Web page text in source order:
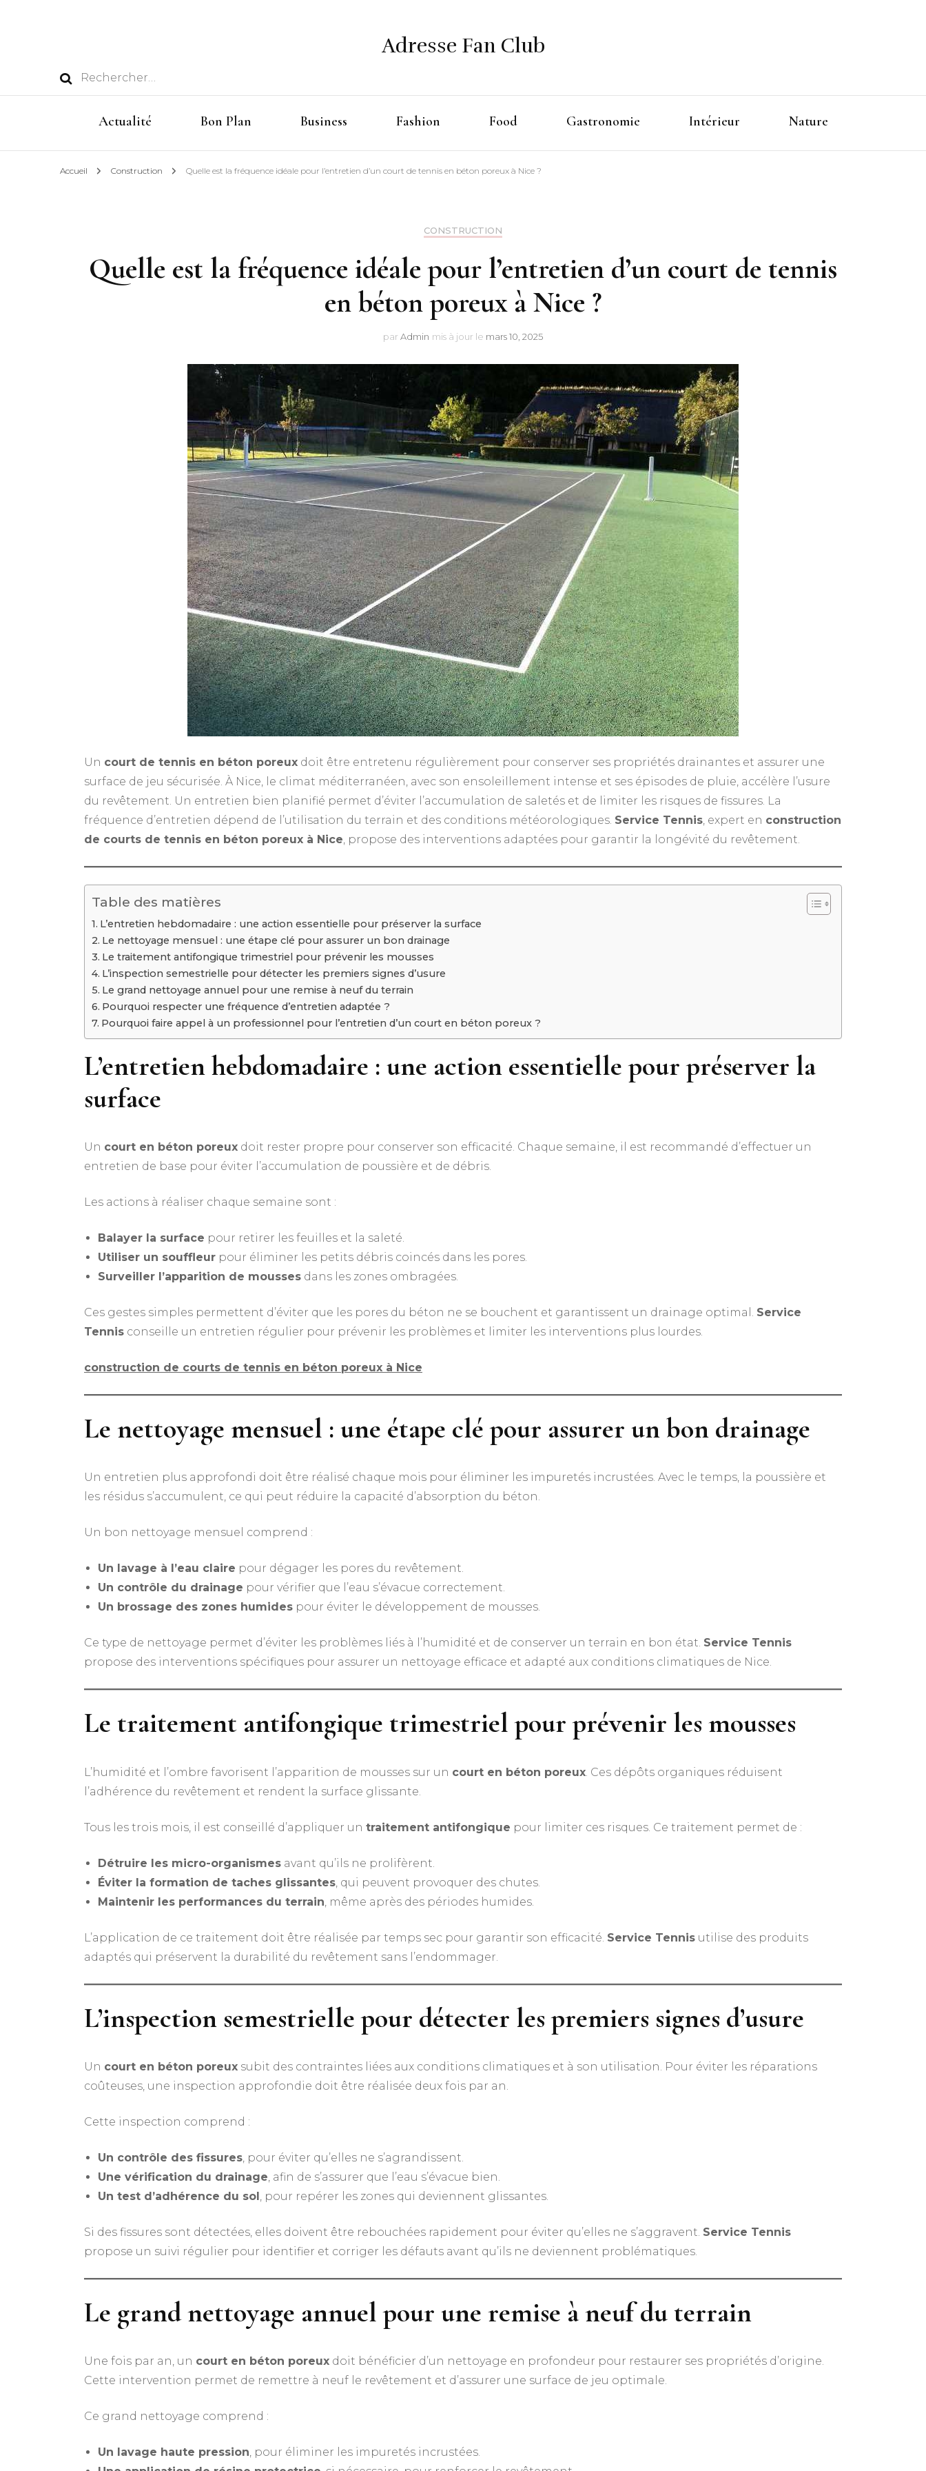
Rechercher :
Adresse Fan Club
Actualité Bon Plan Business Fashion Food Gastronomie Intérieur Nature
Accueil Construction Quelle est la fréquence idéale pour l’entretien d’un court de tennis en béton poreux à Nice ?
CONSTRUCTION
Quelle est la fréquence idéale pour l’entretien d’un court de tennis
en béton poreux à Nice ?
par Admin mis à jour le mars 10, 2025
Un court de tennis en béton poreux doit être entretenu régulièrement pour conserver ses propriétés drainantes et assurer une
surface de jeu sécurisée. À Nice, le climat méditerranéen, avec son ensoleillement intense et ses épisodes de pluie, accélère l’usure
du revêtement. Un entretien bien planifié permet d’éviter l’accumulation de saletés et de limiter les risques de fissures. La
fréquence d’entretien dépend de l’utilisation du terrain et des conditions météorologiques. Service Tennis, expert en construction
de courts de tennis en béton poreux à Nice, propose des interventions adaptées pour garantir la longévité du revêtement.
Table des matières
L’entretien hebdomadaire : une action essentielle pour préserver la surface
Le nettoyage mensuel : une étape clé pour assurer un bon drainage
Le traitement antifongique trimestriel pour prévenir les mousses
L’inspection semestrielle pour détecter les premiers signes d’usure
Le grand nettoyage annuel pour une remise à neuf du terrain
Pourquoi respecter une fréquence d’entretien adaptée ?
Pourquoi faire appel à un professionnel pour l’entretien d’un court en béton poreux ?
L’entretien hebdomadaire : une action essentielle pour préserver la
surface
Un court en béton poreux doit rester propre pour conserver son efficacité. Chaque semaine, il est recommandé d’effectuer un
entretien de base pour éviter l’accumulation de poussière et de débris.
Les actions à réaliser chaque semaine sont :
Balayer la surface pour retirer les feuilles et la saleté.
Utiliser un souffleur pour éliminer les petits débris coincés dans les pores.
Surveiller l’apparition de mousses dans les zones ombragées.
Ces gestes simples permettent d’éviter que les pores du béton ne se bouchent et garantissent un drainage optimal. Service
Tennis conseille un entretien régulier pour prévenir les problèmes et limiter les interventions plus lourdes.
construction de courts de tennis en béton poreux à Nice
Le nettoyage mensuel : une étape clé pour assurer un bon drainage
Un entretien plus approfondi doit être réalisé chaque mois pour éliminer les impuretés incrustées. Avec le temps, la poussière et
les résidus s’accumulent, ce qui peut réduire la capacité d’absorption du béton.
Un bon nettoyage mensuel comprend :
Un lavage à l’eau claire pour dégager les pores du revêtement.
Un contrôle du drainage pour vérifier que l’eau s’évacue correctement.
Un brossage des zones humides pour éviter le développement de mousses.
Ce type de nettoyage permet d’éviter les problèmes liés à l’humidité et de conserver un terrain en bon état. Service Tennis
propose des interventions spécifiques pour assurer un nettoyage efficace et adapté aux conditions climatiques de Nice.
Le traitement antifongique trimestriel pour prévenir les mousses
L’humidité et l’ombre favorisent l’apparition de mousses sur un court en béton poreux . Ces dépôts organiques réduisent
l’adhérence du revêtement et rendent la surface glissante.
Tous les trois mois, il est conseillé d’appliquer un traitement antifongique pour limiter ces risques. Ce traitement permet de :
Détruire les micro-organismes avant qu’ils ne prolifèrent.
Éviter la formation de taches glissantes , qui peuvent provoquer des chutes.
Maintenir les performances du terrain , même après des périodes humides.
L’application de ce traitement doit être réalisée par temps sec pour garantir son efficacité. Service Tennis utilise des produits
adaptés qui préservent la durabilité du revêtement sans l’endommager.
L’inspection semestrielle pour détecter les premiers signes d’usure
Un court en béton poreux subit des contraintes liées aux conditions climatiques et à son utilisation. Pour éviter les réparations
coûteuses, une inspection approfondie doit être réalisée deux fois par an.
Cette inspection comprend :
Un contrôle des fissures , pour éviter qu’elles ne s’agrandissent.
Une vérification du drainage , afin de s’assurer que l’eau s’évacue bien.
Un test d’adhérence du sol , pour repérer les zones qui deviennent glissantes.
Si des fissures sont détectées, elles doivent être rebouchées rapidement pour éviter qu’elles ne s’aggravent. Service Tennis
propose un suivi régulier pour identifier et corriger les défauts avant qu’ils ne deviennent problématiques.
Le grand nettoyage annuel pour une remise à neuf du terrain
Une fois par an, un court en béton poreux doit bénéficier d’un nettoyage en profondeur pour restaurer ses propriétés d’origine.
Cette intervention permet de remettre à neuf le revêtement et d’assurer une surface de jeu optimale.
Ce grand nettoyage comprend :
Un lavage haute pression, pour éliminer les impuretés incrustées.